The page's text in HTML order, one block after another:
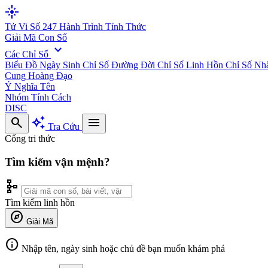
flare
Tử Vi Số 247 Hành Trình Tỉnh Thức
Giải Mã Con Số
Các Chỉ Số expand_more
Biểu Đồ Ngày Sinh Chỉ Số Đường Đời Chỉ Số Linh Hồn Chỉ Số
Cung Hoàng Đạo
Ý Nghĩa Tên
Nhóm Tính Cách
DISC
search auto_awesome Tra Cứu menu
Cổng tri thức
Tìm kiếm vận mệnh?
schema
Tìm kiếm linh hồn
explore Giải Mã
info Nhập tên, ngày sinh hoặc chủ đề bạn muốn khám phá